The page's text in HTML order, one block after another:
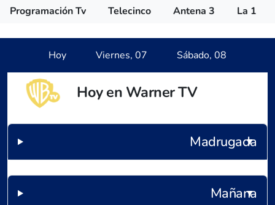
Programación Tv Telecinco Antena 3 La 1
Hoy Viernes, 07 Sábado, 08
Hoy en Warner TV
Madrugada
Mañana